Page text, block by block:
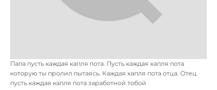
Папа пусть каждая капля пота. Пусть каждая капля пота
которую ты пролил пытаясь. Каждая капля пота отца. Отец
пусть каждая капля пота заработной тобой